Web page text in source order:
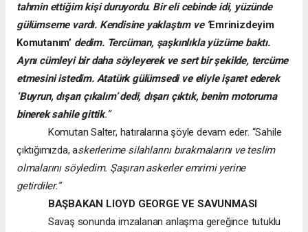
tahmin ettiğim kişi duruyordu. Bir eli cebinde idi, yüzünde
gülümseme vardı. Kendisine yaklaştım ve ‘Emrinizdeyim
Komutanım’ dedim. Tercüman, şaşkınlıkla yüzüme baktı.
Aynı cümleyi bir daha söyleyerek ve sert bir şekilde, tercüme
etmesini istedim. Atatürk gülümsedi ve eliyle işaret ederek
‘Buyrun, dışarı çıkalım’ dedi, dışarı çıktık, benim motoruma
binerek sahile gittik.”
Komutan Salter, hatıralarına şöyle devam eder. “Sahile
çıktığımızda, askerlerime silahlarını bırakmalarını ve teslim
olmalarını söyledim. Şaşıran askerler emrimi yerine
getirdiler.”
BAŞBAKAN LIOYD GEORGE VE SAVUNMASI
Savaş sonunda imzalanan anlaşma gereğince tutuklu